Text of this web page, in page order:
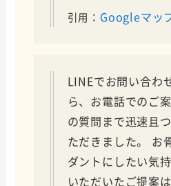
引用： Googleマッ
LINEでお問い合わ
ら、お電話でのご
の質問まで迅速且
ただきました。 お
ダントにしたい気
いただいたご提案